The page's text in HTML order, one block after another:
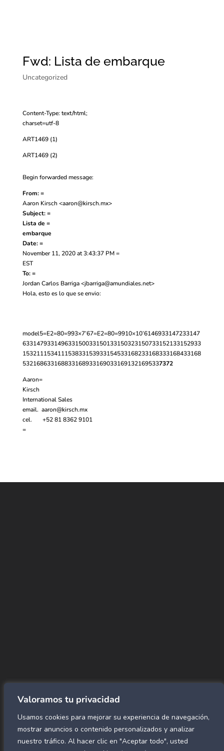
Valoramos tu privacidad
Usamos cookies para mejorar su experiencia de navegación,
mostrar anuncios o contenido personalizados y analizar
nuestro tráfico. Al hacer clic en "Aceptar todo", usted
Fwd: Lista de embarque
Uncategorized
Content-Type: text/html;
charset=utf-8
ART1469 (1)
ART1469 (2)
Begin forwarded message:
From: =
Aaron Kirsch <aaron@kirsch.mx>
Subject: =
Lista de =
embarque
Date: =
November 11, 2020 at 3:43:37 PM =
EST
To: =
Jordan Carlos Barriga <jbarriga@amundiales.net>
Hola, esto es lo que se envio:
model5=E2=80=993×7’67=E2=80=9910×10’6146933147233147
633147933149633150033150133150323150733152133152933
153211153411153833153933154533168233168333168433168
5321686331688331689331690331691321695337372
Aaron=
Kirsch
International Sales
email. aaron@kirsch.mx
cel. +52 81 8362 9101
=
Revestimientos para pared
Alfombras Residenciales
Paneles decorativos para pared
Mármol Flex
Caucho para gimnasio